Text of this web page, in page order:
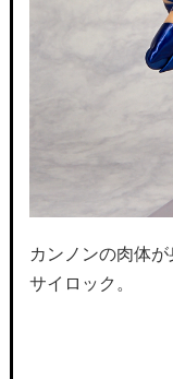
カンノンの肉体
サイロック。